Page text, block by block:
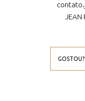
JEAN